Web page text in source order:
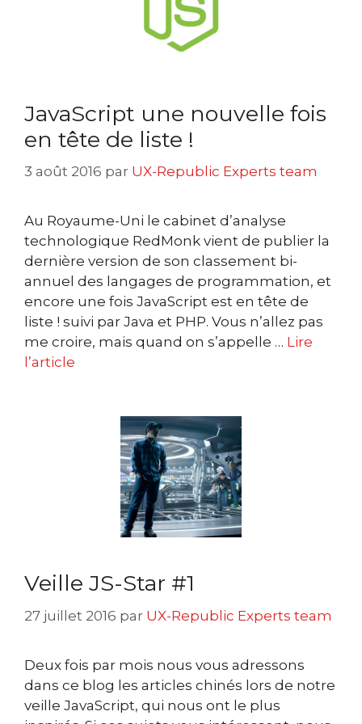
JavaScript une nouvelle fois
en tête de liste !
3 août 2016 par UX-Republic Experts team
Au Royaume-Uni le cabinet d’analyse
technologique RedMonk vient de publier la
dernière version de son classement bi-
annuel des langages de programmation, et
encore une fois JavaScript est en tête de
liste ! suivi par Java et PHP. Vous n’allez pas
me croire, mais quand on s’appelle … Lire
l’article
Veille JS-Star #1
27 juillet 2016 par UX-Republic Experts team
Deux fois par mois nous vous adressons
dans ce blog les articles chinés lors de notre
veille JavaScript, qui nous ont le plus